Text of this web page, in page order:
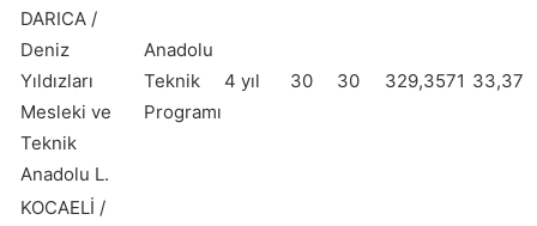
DARICA /
Deniz
Yıldızları
Mesleki ve
Teknik
Anadolu L.
Anadolu
Teknik
Programı
4 yıl 30 30 329,3571 33,37
KOCAELİ /